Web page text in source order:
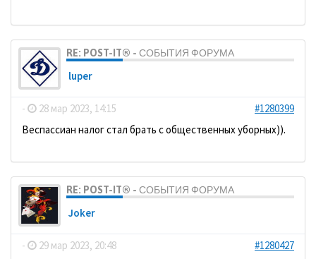
RE: POST-IT® - СОБЫТИЯ ФОРУМА
luper
- 28 мар 2023, 14:15
#1280399
Веспассиан налог стал брать с общественных уборных)).
RE: POST-IT® - СОБЫТИЯ ФОРУМА
Joker
- 29 мар 2023, 20:48
#1280427